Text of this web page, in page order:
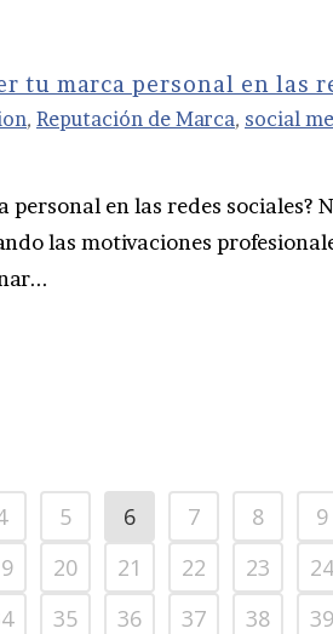
tu marca personal en las
, Reputación de Marca, social
personal en las redes sociales?
las motivaciones
5 6 7 8 9
20 21 22 23 24
35 36 37 38 39